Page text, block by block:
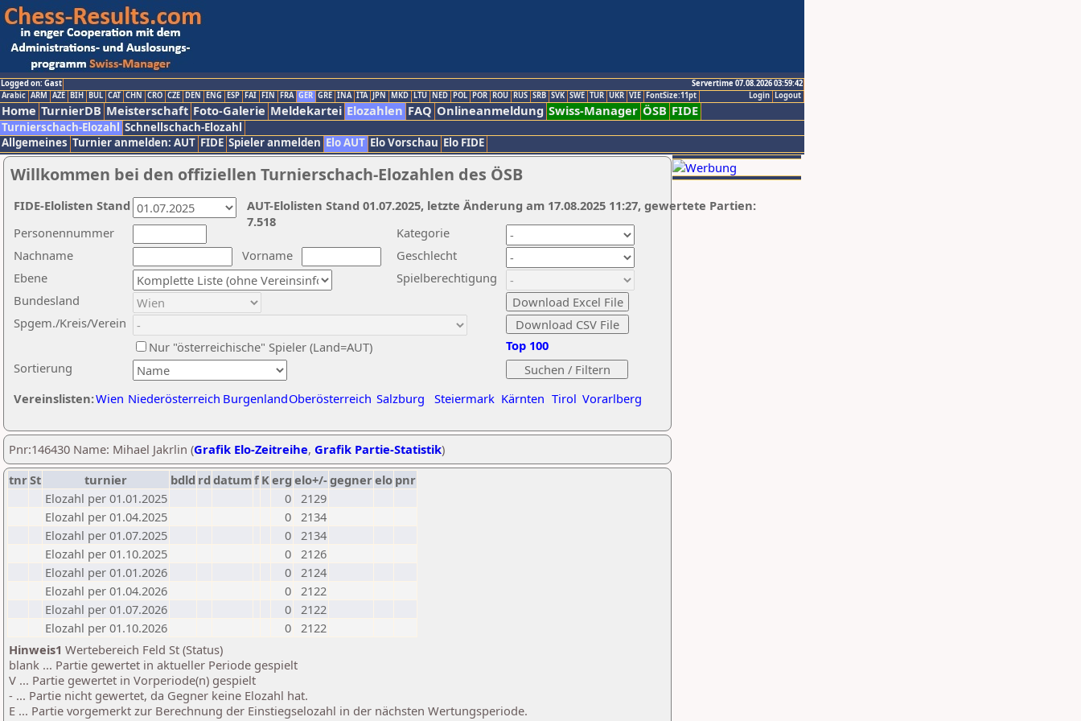
Logged on: Gast
Servertime 07.08.2026 03:59:42
Logout
Login
Arabic ARM AZE BIH BUL CAT CHN CRO CZE DEN ENG ESP FAI FIN FRA GER GRE INA ITA JPN MKD LTU NED POL POR ROU RUS SRB SVK SWE TUR UKR VIE FontSize:11pt
Home TurnierDB Meisterschaft Foto-Galerie Meldekartei Elozahlen FAQ Onlineanmeldung Swiss-Manager ÖSB FIDE
Turnierschach-Elozahl Schnellschach-Elozahl
Allgemeines Turnier anmelden: AUT FIDE Spieler anmelden Elo AUT Elo Vorschau Elo FIDE
Willkommen bei den offiziellen Turnierschach-Elozahlen des ÖSB
Nachname
Vorname
Ebene
Kategorie
Sortierung
Personennummer
Bundesland
Spgem./Kreis/Verein
Geschlecht
Nur "österreichische" Spieler (Land=AUT)
Spielberechtigung
Vereinslisten:Wien Niederösterreich BurgenlandOberösterreich Salzburg Steiermark Kärnten Tirol Vorarlberg
Top 100
AUT-Elolisten Stand 01.07.2025, letzte Änderung am 17.08.2025 11:27, gewertete Partien:
7.518
FIDE-Elolisten Stand
Pnr:146430 Name: Mihael Jakrlin (Grafik Elo-Zeitreihe, Grafik Partie-Statistik)
tnrSt turnier bdld rd datumf Kerg elo+/-gegnerelo pnr
Elozahl per 01.01.2025
0 2129
Elozahl per 01.04.2025
0 2134
Elozahl per 01.07.2025
0 2134
Elozahl per 01.10.2025
0 2126
Elozahl per 01.01.2026
0 2124
Elozahl per 01.04.2026
0 2122
Elozahl per 01.07.2026
0 2122
Elozahl per 01.10.2026
0 2122
Hinweis1 Wertebereich Feld St (Status)
blank ... Partie gewertet in aktueller Periode gespielt
V ... Partie gewertet in Vorperiode(n) gespielt
- ... Partie nicht gewertet, da Gegner keine Elozahl hat.
E ... Partie vorgemerkt zur Berechnung der Einstiegselozahl in der nächsten Wertungsperiode.